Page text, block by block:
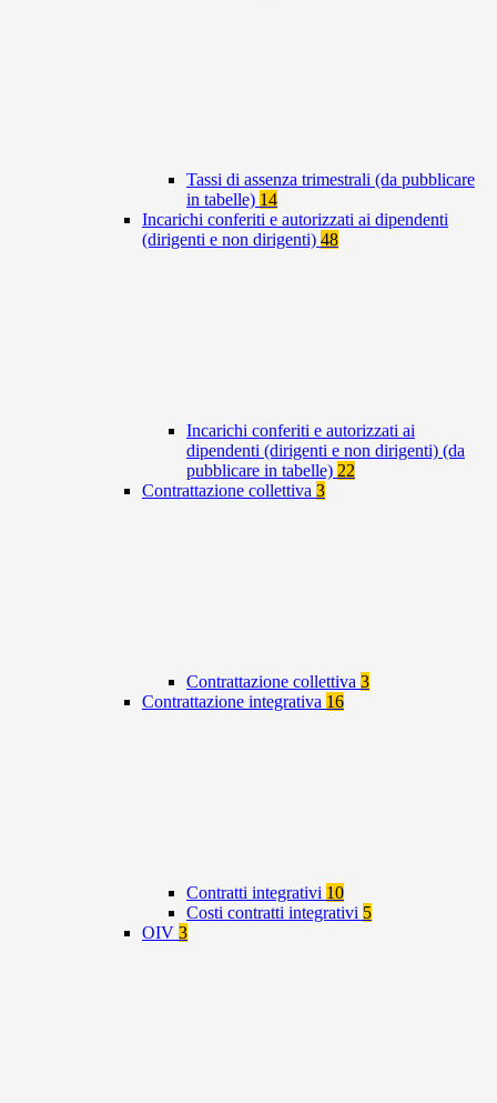
Tassi di assenza trimestrali (da pubblicare
in tabelle) 14
Incarichi conferiti e autorizzati ai dipendenti
(dirigenti e non dirigenti) 48
Incarichi conferiti e autorizzati ai
dipendenti (dirigenti e non dirigenti) (da
pubblicare in tabelle) 22
Contrattazione collettiva 3
Contrattazione collettiva 3
Contrattazione integrativa 16
Contratti integrativi 10
Costi contratti integrativi 5
OIV 3